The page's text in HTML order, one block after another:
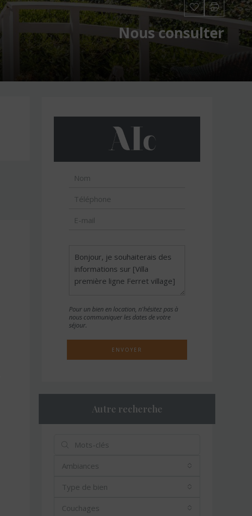
Nous consulter
Pour un bien en location, n'hésitez pas à
nous communiquer les dates de votre
séjour.
ENVOYER
Autre recherche
Ambiances
Type de bien
Couchages